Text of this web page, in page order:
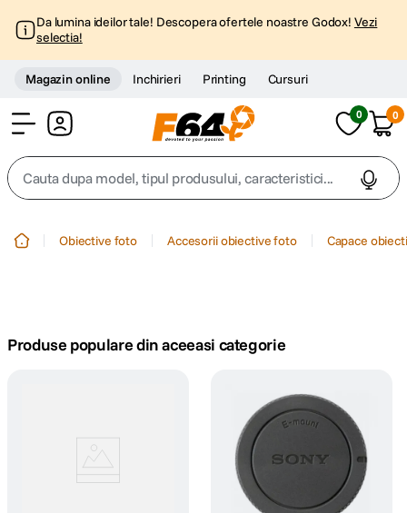
Da lumina ideilor tale! Descopera ofertele noastre Godox! Vezi
selectia!
Magazin online Inchirieri Printing Cursuri
0 0
Cauta dupa model, tipul produsului, caracteristici...
trepied telefon
canon sx740 hs
lavaliera
Obiective foto Accesorii obiective foto Capace
Produse populare din aceeasi categorie